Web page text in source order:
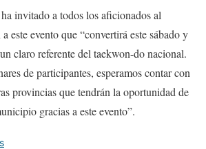
invitado a todos los aficionados al
este evento que “convertirá este sábado y
claro referente del taekwon-do nacional.
de participantes, esperamos contar con
provincias que tendrán la oportunidad de
gracias a este evento”.